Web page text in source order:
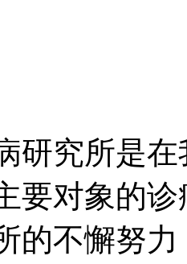
研究所是
要对象的
的不懈努